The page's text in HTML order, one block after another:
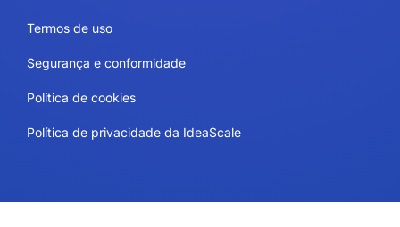
Termos de uso
Segurança e conformidade
Política de cookies
Política de privacidade da IdeaScale